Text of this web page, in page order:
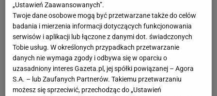
„Ustawień Zaawansowanych”.
Twoje dane osobowe mogą być przetwarzane także do celów
badania i mierzenia informacji dotyczących funkcjonowania
serwisów i aplikacji lub łączone z danymi dot. świadczonych
Tobie usług. W określonych przypadkach przetwarzanie
danych nie wymaga zgody i odbywa się w oparciu o
uzasadniony interes Gazeta.pl, jej spółki powiązanej – Agora
S.A. – lub Zaufanych Partnerów. Takiemu przetwarzaniu
możesz się sprzeciwić, przechodząc do „Ustawień